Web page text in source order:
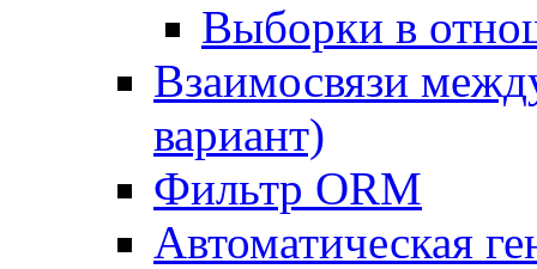
Выборки в
Взаимосвязи
вариант)
Фильтр ORM
Автоматическая